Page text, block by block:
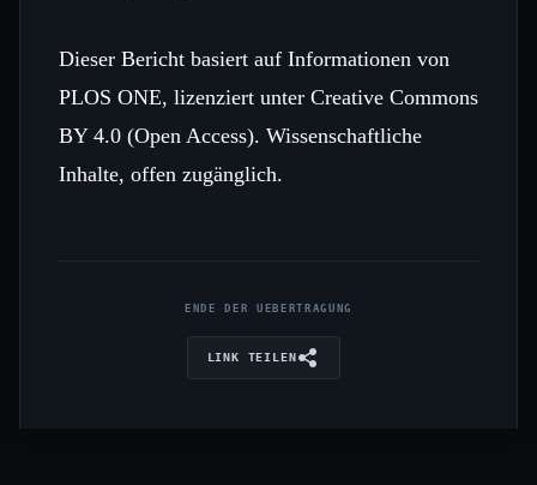
Dieser Bericht basiert auf Informationen von
PLOS ONE, lizenziert unter Creative Commons
BY 4.0 (Open Access). Wissenschaftliche
Inhalte, offen zugänglich.
ENDE DER UEBERTRAGUNG
LINK TEILEN